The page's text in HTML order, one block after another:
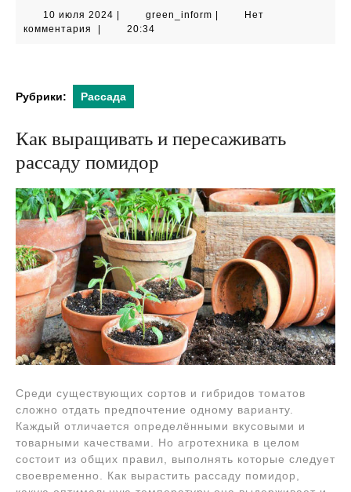
10 июля 2024 10
июля
green_informgreen_inform
Нет
комментария
20:34
Рубрики: Рассада
Как выращивать и пересаживать
рассаду помидор
Среди существующих сортов и гибридов томатов
сложно отдать предпочтение одному варианту.
Каждый отличается определёнными вкусовыми и
товарными качествами. Но агротехника в целом
состоит из общих правил, выполнять которые следует
своевременно. Как вырастить рассаду помидор,